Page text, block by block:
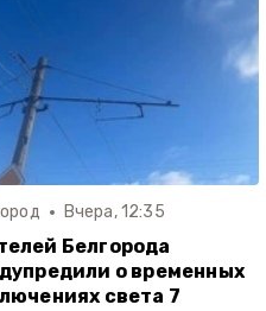
Вчера, 12:35
Белгорода
о временных
света 7